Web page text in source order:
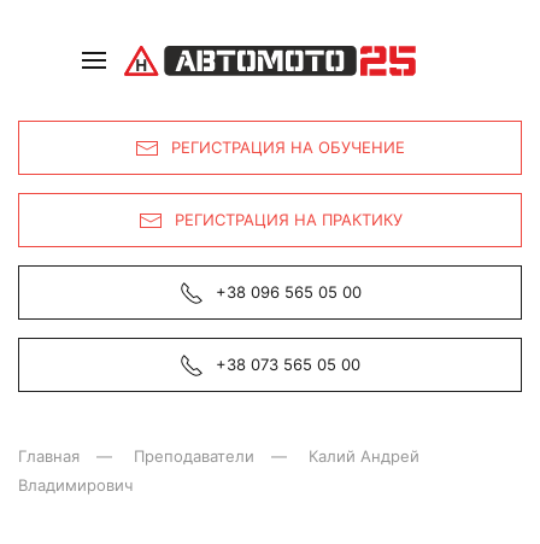
РЕГИСТРАЦИЯ НА ОБУЧЕНИЕ
РЕГИСТРАЦИЯ НА ПРАКТИКУ
+38 096 565 05 00
+38 073 565 05 00
Главная Преподаватели
Калий Андрей
Владимирович